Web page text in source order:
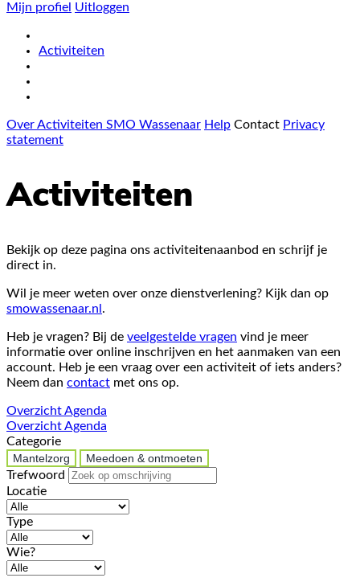
Mijn profiel Uitloggen
Activiteiten
Over Activiteiten SMO Wassenaar Help Contact Privacy
statement
Activiteiten
Bekijk op deze pagina ons activiteitenaanbod en schrijf je
direct in.
Wil je meer weten over onze dienstverlening? Kijk dan op
smowassenaar.nl .
Heb je vragen? Bij de veelgestelde vragen vind je meer
informatie over online inschrijven en het aanmaken van een
account. Heb je een vraag over een activiteit of iets anders?
Neem dan contact met ons op.
OverzichtAgenda
OverzichtAgenda
Categorie
Mantelzorg
Meedoen & ontmoeten
Trefwoord
Locatie
Type
Wie?